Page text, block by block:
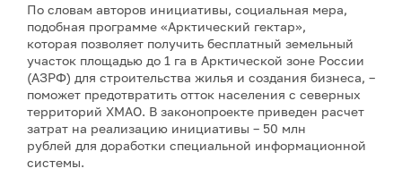
По словам авторов инициативы, социальная мера,
подобная программе «Арктический гектар»,
которая позволяет получить бесплатный земельный
участок площадью до 1 га в Арктической зоне России
(АЗРФ) для строительства жилья и создания бизнеса, –
поможет предотвратить отток населения с северных
территорий ХМАО. В законопроекте приведен расчет
затрат на реализацию инициативы – 50 млн
рублей для доработки специальной информационной
системы.